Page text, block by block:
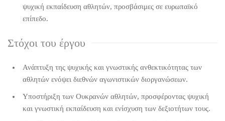
ψυχική εκπαίδευση αθλητών, προσβάσιμες σε ευρωπαϊκό
επίπεδο.
Στόχοι του έργου
Ανάπτυξη της ψυχικής και γνωστικής ανθεκτικότητας των
αθλητών ενόψει διεθνών αγωνιστικών διοργανώσεων.
Υποστήριξη των Ουκρανών αθλητών, προσφέροντας ψυχική
και γνωστική εκπαίδευση και ενίσχυση των δεξιοτήτων τους.